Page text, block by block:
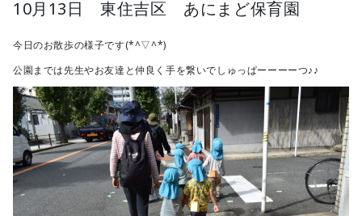
10月13日 東住吉区 あにまど保育園
今日のお散歩の様子です(*^▽^*)
公園までは先生やお友達と仲良く手を繋いでしゅっぱーーーーつ♪♪